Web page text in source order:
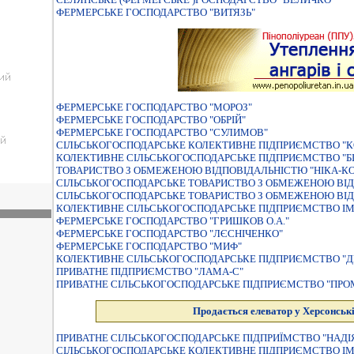
ФЕРМЕРСЬКЕ ГОСПОДАРСТВО "ВИТЯЗЬ"
ФЕРМЕРСЬКЕ ГОСПОДАРСТВО "МОРОЗ"
ФЕРМЕРСЬКЕ ГОСПОДАРСТВО "ОБРIЙ"
ФЕРМЕРСЬКЕ ГОСПОДАРСТВО "СУЛИМОВ"
СІЛЬСЬКОГОСПОДАРСЬКЕ КОЛЕКТИВНЕ ПІДПРИЄМСТВО
КОЛЕКТИВНЕ СIЛЬСЬКОГОСПОДАРСЬКЕ ПIДПРИЄМСТВО
ТОВАРИСТВО З ОБМЕЖЕНОЮ ВIДПОВIДАЛЬНIСТЮ "НIКА-
СIЛЬСЬКОГОСПОДАРСЬКЕ ТОВАРИСТВО З ОБМЕЖЕНОЮ
СIЛЬСЬКОГОСПОДАРСЬКЕ ТОВАРИСТВО З ОБМЕЖЕНОЮ
КОЛЕКТИВНЕ СIЛЬСЬКОГОСПОДАРСЬКЕ ПIДПРИЄМСТВО
ФЕРМЕРСЬКЕ ГОСПОДАРСТВО "ГРИШКОВ О.А."
ФЕРМЕРСЬКЕ ГОСПОДАРСТВО "ЛЄСНIЧЕНКО"
ФЕРМЕРСЬКЕ ГОСПОДАРСТВО "МИФ"
КОЛЕКТИВНЕ СIЛЬСЬКОГОСПОДАРСЬКЕ ПIДПРИЄМСТВО
ПРИВАТНЕ ПІДПРИЄМСТВО "ЛАМА-С"
ПРИВАТНЕ СIЛЬСЬКОГОСПОДАРСЬКЕ ПIДПРИЄМСТВО
Продається елеватор у
ПРИВАТНЕ СIЛЬСЬКОГОСПОДАРСЬКЕ ПIДПРИЇМСТВО
СIЛЬСЬКОГОСПОДАРСЬКЕ КОЛЕКТИВНЕ ПIДПРИЄМСТВО